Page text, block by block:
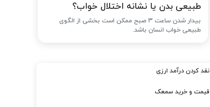
طبیعی بدن یا نشانه اختلال خواب؟
بیدار شدن ساعت ۳ صبح ممکن است بخشی از الگوی
طبیعی خواب انسان باشد.
نقد کردن درآمد ارزی
قیمت و خرید سمعک